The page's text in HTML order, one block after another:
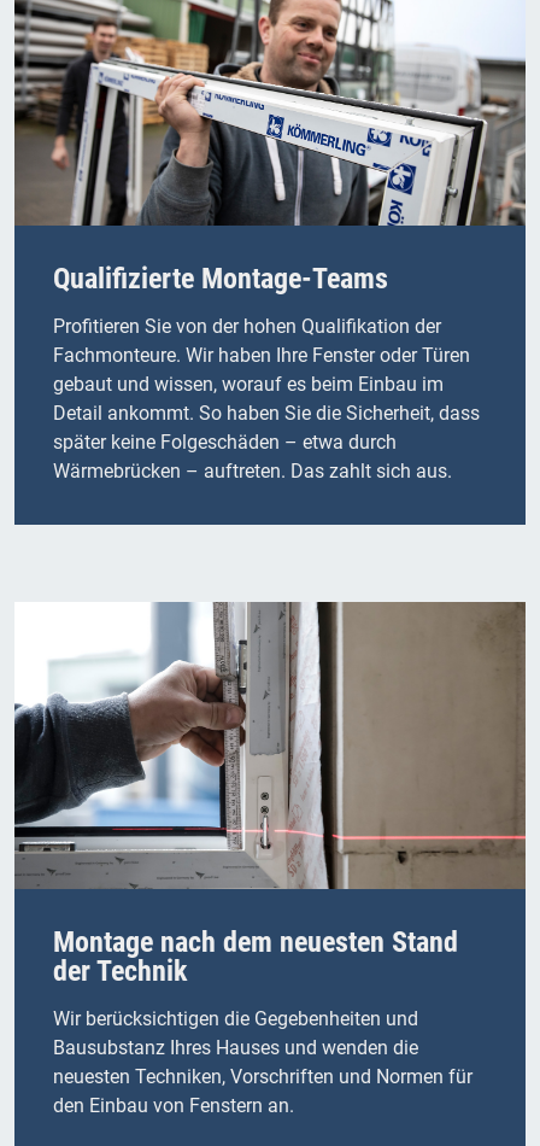
Qualifizierte Montage-Teams
Profitieren Sie von der hohen Qualifikation der
Fachmonteure. Wir haben Ihre Fenster oder Türen
gebaut und wissen, worauf es beim Einbau im
Detail ankommt. So haben Sie die Sicherheit, dass
später keine Folgeschäden – etwa durch
Wärmebrücken – auftreten. Das zahlt sich aus.
Montage nach dem neuesten Stand
der Technik
Wir berücksichtigen die Gegebenheiten und
Bausubstanz Ihres Hauses und wenden die
neuesten Techniken, Vorschriften und Normen für
den Einbau von Fenstern an.